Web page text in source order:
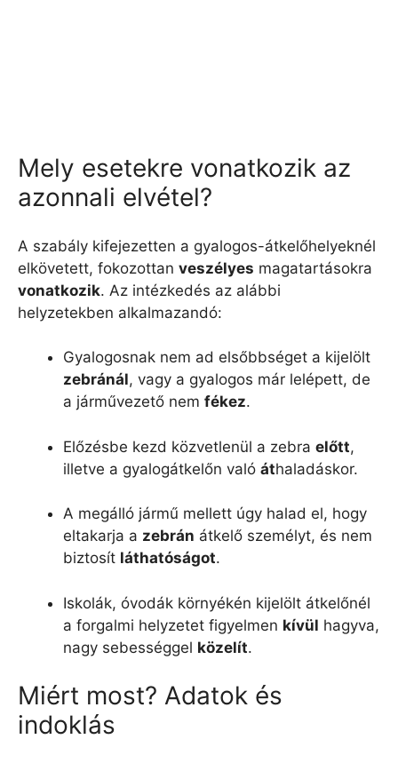
Mely esetekre vonatkozik az
azonnali elvétel?
A szabály kifejezetten a gyalogos-átkelőhelyeknél
elkövetett, fokozottan veszélyes magatartásokra
vonatkozik. Az intézkedés az alábbi
helyzetekben alkalmazandó:
Gyalogosnak nem ad elsőbbséget a kijelölt
zebránál, vagy a gyalogos már lelépett, de
a járművezető nem fékez.
Előzésbe kezd közvetlenül a zebra előtt,
illetve a gyalogátkelőn való áthaladáskor.
A megálló jármű mellett úgy halad el, hogy
eltakarja a zebrán átkelő személyt, és nem
biztosít láthatóságot.
Iskolák, óvodák környékén kijelölt átkelőnél
a forgalmi helyzetet figyelmen kívül hagyva,
nagy sebességgel közelít.
Miért most? Adatok és
indoklás